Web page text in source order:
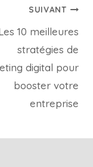
SUIVANT
10 meilleures
stratégies de
digital pour
booster votre
entreprise